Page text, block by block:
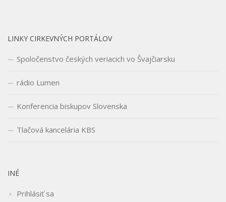
LINKY CIRKEVNÝCH PORTÁLOV
Spoločenstvo českých veriacich vo Švajčiarsku
rádio Lumen
Konferencia biskupov Slovenska
Tlačová kancelária KBS
INÉ
Prihlásiť sa